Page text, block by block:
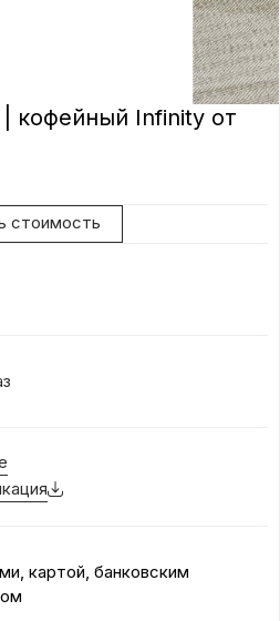
кофейный Infinity от
стоимость
картой, банковским